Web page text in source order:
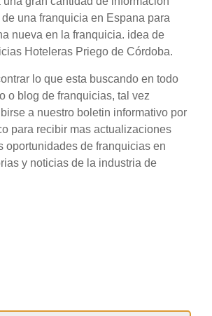
una franquicia en Espana para
nueva en la franquicia. idea de
Hoteleras Priego de Córdoba.
lo que esta buscando en todo
o blog de franquicias, tal vez
a nuestro boletin informativo por
para recibir mas actualizaciones
oportunidades de franquicias en
y noticias de la industria de